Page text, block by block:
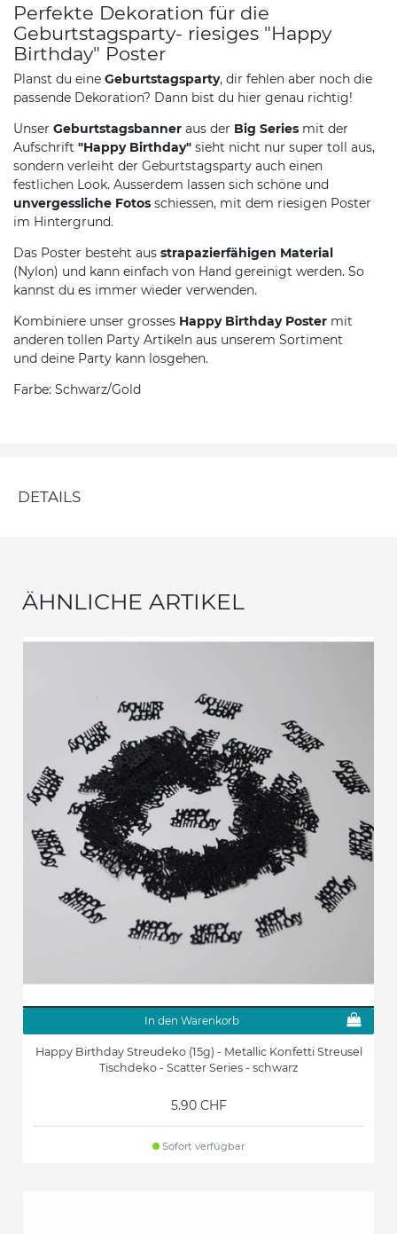
Perfekte Dekoration für die
Geburtstagsparty- riesiges "Happy
Birthday" Poster
Planst du eine Geburtstagsparty, dir fehlen aber noch die
passende Dekoration? Dann bist du hier genau richtig!
Unser Geburtstagsbanner aus der Big Series mit der
Aufschrift "Happy Birthday" sieht nicht nur super toll aus,
sondern verleiht der Geburtstagsparty auch einen
festlichen Look. Ausserdem lassen sich schöne und
unvergessliche Fotos schiessen, mit dem riesigen Poster
im Hintergrund.
Das Poster besteht aus strapazierfähigen Material
(Nylon) und kann einfach von Hand gereinigt werden. So
kannst du es immer wieder verwenden.
Kombiniere unser grosses Happy Birthday Poster mit
anderen tollen Party Artikeln aus unserem Sortiment
und deine Party kann losgehen.
Farbe: Schwarz/Gold
DETAILS
ÄHNLICHE ARTIKEL
In den Warenkorb
Happy Birthday Streudeko (15g) - Metallic Konfetti Streusel
Tischdeko - Scatter Series - schwarz
5.90 CHF
Sofort verfügbar